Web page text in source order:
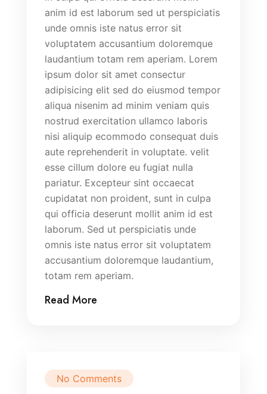
anim id est laborum sed ut perspiciatis
unde omnis iste natus error sit
voluptatem accusantium doloremque
laudantium totam rem aperiam. Lorem
ipsum dolor sit amet consectur
adipisicing elit sed do eiusmod tempor
aliqua nisenim ad minim veniam quis
nostrud exercitation ullamco laboris
nisi aliquip ecommodo consequat duis
aute reprehenderit in voluptate. velit
esse cillum dolore eu fugiat nulla
pariatur. Excepteur sint occaecat
cupidatat non proident, sunt in culpa
qui officia deserunt mollit anim id est
laborum. Sed ut perspiciatis unde
omnis iste natus error sit voluptatem
accusantium doloremque laudantium,
totam rem aperiam.
Read More
No Comments